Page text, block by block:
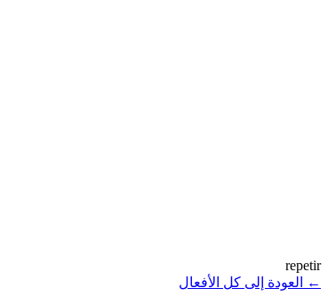
repetir
←
العودة إلى كل الأفعال